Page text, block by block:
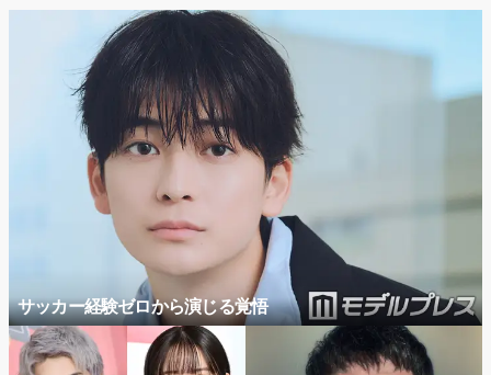
サッカー経験ゼロから演じる覚悟